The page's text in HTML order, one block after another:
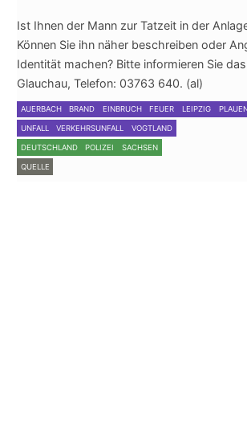
Ist Ihnen der Mann zur Tatzeit in der
Können Sie ihn näher beschreiben oder
Identität machen? Bitte informieren Sie
Glauchau, Telefon: 03763 640. (al)
AUERBACH BRAND EINBRUCH FEUER LEIPZIG PLAUEN
UNFALL VERKEHRSUNFALL VOGTLAND
DEUTSCHLAND POLIZEI SACHSEN
QUELLE